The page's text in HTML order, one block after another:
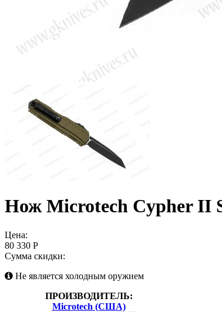
Нож Microtech Cypher II
Цена:
80 330 Р
Сумма скидки:
Не является холодным оружием
ПРОИЗВОДИТЕЛЬ:
Microtech (США)